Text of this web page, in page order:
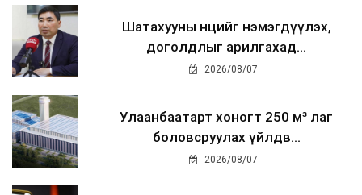
Шатахууны нөөцийг нэмэгдүүлэх,
доголдлыг арилгахад...
2026/08/07
Улаанбаатарт хоногт 250 м³ лаг
боловсруулах үйлдв...
2026/08/07